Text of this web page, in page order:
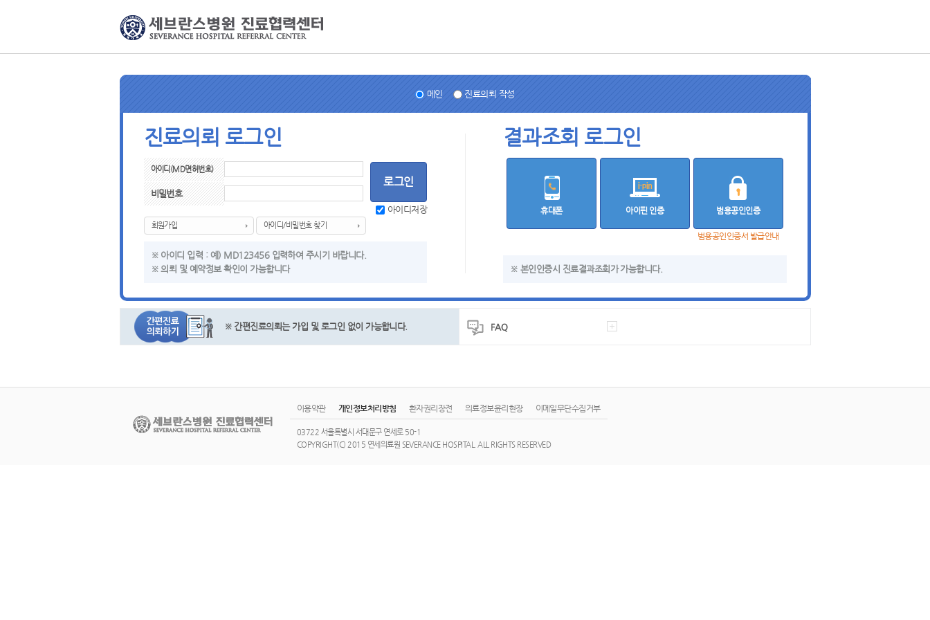
메인 진료의뢰 작성
진료의뢰 로그인
아이디(MD면허번호)
비밀번호
로그인
아이디저장
회원가입 아이디/비밀번호 찾기
※ 아이디 입력 : 예) MD123456 입력하여 주시기 바랍니다.
※ 의뢰 및 예약정보 확인이 가능합니다
결과조회 로그인
휴대폰 아이핀 인증 범용공인인증
범용공인인증서 발급안내
※ 본인인증시 진료결과조회가 가능합니다.
※ 간편진료의뢰는 가입 및 로그인 없이 가능합니다.
이용약관 개인정보처리방침 환자권리장전 의료정보윤리현장 이메일무단수집거부
03722 서울특별시 서대문구 연세로 50-1
COPYRIGHT(C) 2015 연세의료원 SEVERANCE HOSPITAL. ALL RIGHTS RESERVED